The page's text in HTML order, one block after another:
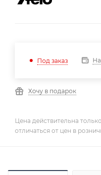
Под заказ
Хочу в подарок
Цена действительна
отличаться от цен в